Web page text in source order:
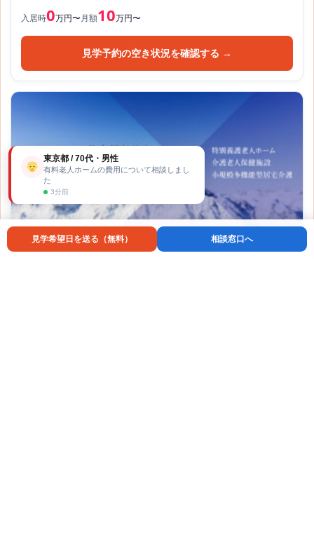
入居時0万円〜月額10万円〜
見学予約の空き状況を確認する →
見学希望日を送る（無料） 相談窓口へ